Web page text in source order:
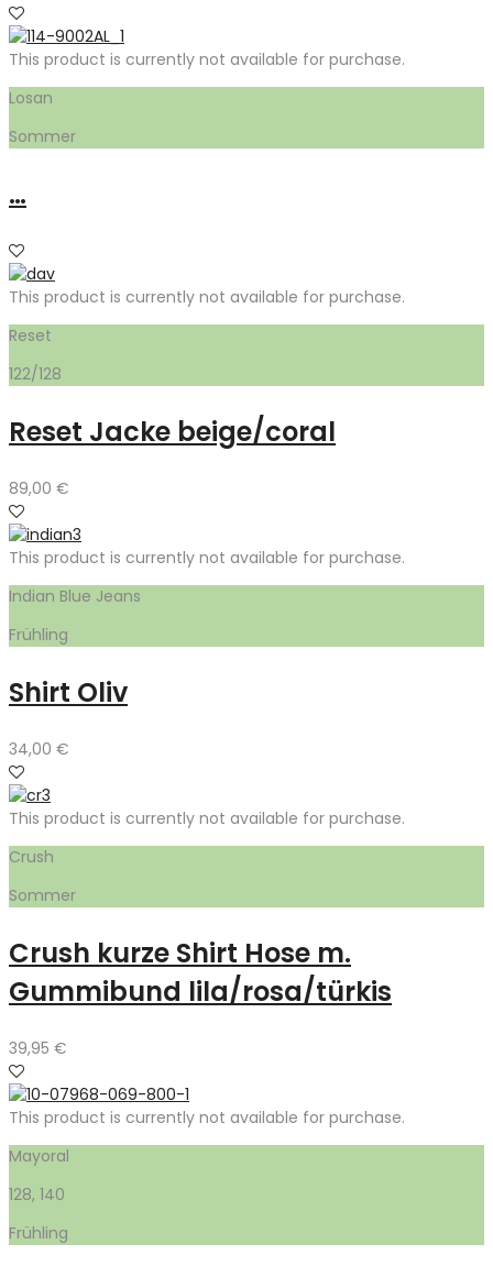
This product is currently not available for purchase.
Losan
Sommer
…
This product is currently not available for purchase.
Reset
122/128
Reset Jacke beige/coral
89,00 €
This product is currently not available for purchase.
Indian Blue Jeans
Frühling
Shirt Oliv
34,00 €
This product is currently not available for purchase.
Crush
Sommer
Crush kurze Shirt Hose m.
Gummibund lila/rosa/türkis
39,95 €
This product is currently not available for purchase.
Mayoral
128, 140
Frühling